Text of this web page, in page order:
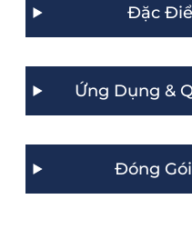
Đặc
Ứng Dụng &
Đóng